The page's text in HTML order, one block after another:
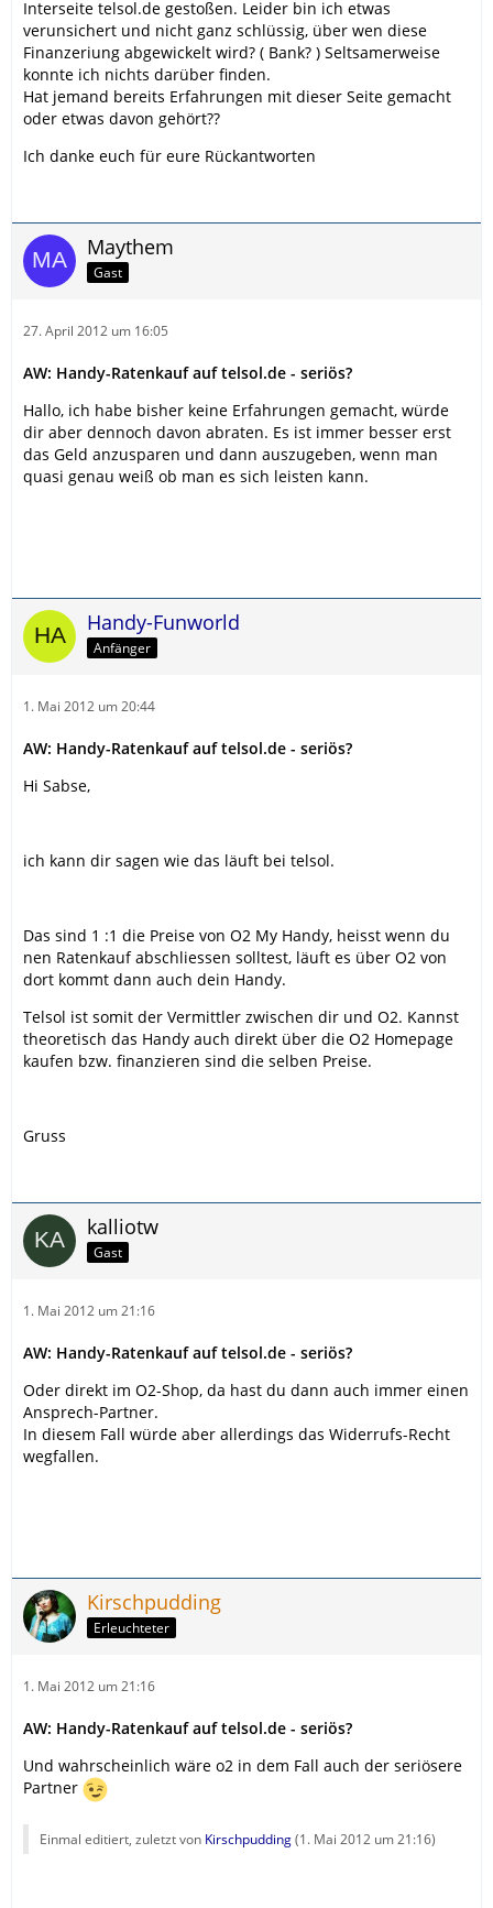
Interseite telsol.de gestoßen. Leider bin ich etwas
verunsichert und nicht ganz schlüssig, über wen diese
Finanzeriung abgewickelt wird? ( Bank? ) Seltsamerweise
konnte ich nichts darüber finden.
Hat jemand bereits Erfahrungen mit dieser Seite gemacht
oder etwas davon gehört??
Ich danke euch für eure Rückantworten
Maythem
Gast
27. April 2012 um 16:05
AW: Handy-Ratenkauf auf telsol.de - seriös?
Hallo, ich habe bisher keine Erfahrungen gemacht, würde
dir aber dennoch davon abraten. Es ist immer besser erst
das Geld anzusparen und dann auszugeben, wenn man
quasi genau weiß ob man es sich leisten kann.
Handy-Funworld
Anfänger
1. Mai 2012 um 20:44
AW: Handy-Ratenkauf auf telsol.de - seriös?
Hi Sabse,
ich kann dir sagen wie das läuft bei telsol.
Das sind 1 :1 die Preise von O2 My Handy, heisst wenn du
nen Ratenkauf abschliessen solltest, läuft es über O2 von
dort kommt dann auch dein Handy.
Telsol ist somit der Vermittler zwischen dir und O2. Kannst
theoretisch das Handy auch direkt über die O2 Homepage
kaufen bzw. finanzieren sind die selben Preise.
Gruss
kalliotw
Gast
1. Mai 2012 um 21:16
AW: Handy-Ratenkauf auf telsol.de - seriös?
Oder direkt im O2-Shop, da hast du dann auch immer einen
Ansprech-Partner.
In diesem Fall würde aber allerdings das Widerrufs-Recht
wegfallen.
Kirschpudding
Erleuchteter
1. Mai 2012 um 21:16
AW: Handy-Ratenkauf auf telsol.de - seriös?
Und wahrscheinlich wäre o2 in dem Fall auch der seriösere
Partner
Einmal editiert, zuletzt von Kirschpudding(1. Mai 2012 um 21:16)